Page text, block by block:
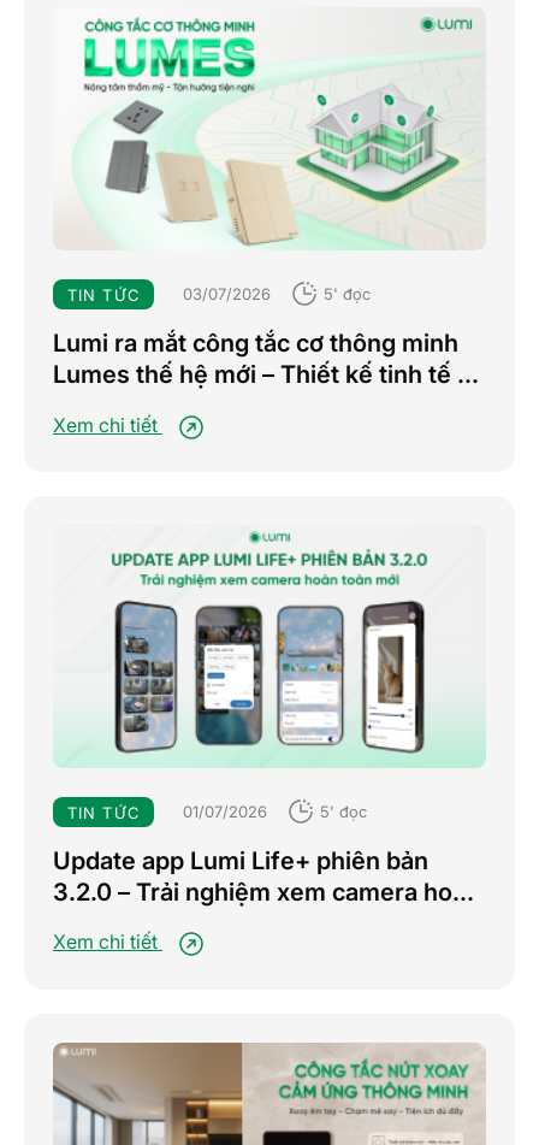
TIN TỨC 03/07/2026 5' đọc
Lumi ra mắt công tắc cơ thông minh
Lumes thế hệ mới – Thiết kế tinh tế –
Xem chi tiết
TIN TỨC 01/07/2026 5' đọc
Update app Lumi Life+ phiên bản
3.2.0 – Trải nghiệm xem camera hoàn
Xem chi tiết